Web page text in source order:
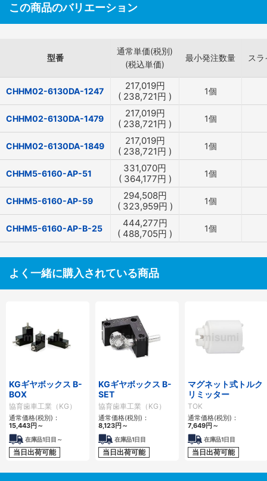
この商品のバリエーション
型番
通常単価(税別)
(税込単価)
最小発注数量 ス
CHHM02-6130DA-1247 217,019円
( 238,721円 ) 1個
CHHM02-6130DA-1479 217,019円
( 238,721円 ) 1個
CHHM02-6130DA-1849 217,019円
( 238,721円 ) 1個
CHHM5-6160-AP-51 331,070円
( 364,177円 ) 1個
CHHM5-6160-AP-59 294,508円
( 323,959円 ) 1個
CHHM5-6160-AP-B-25 444,277円
( 488,705円 ) 1個
よく一緒に購入されている商品
KGギヤボックス B-
BOX
協育歯車工業（KG）
通常価格(税別)：
15,443円～
在庫品1日目～
当日出荷可能
KGギヤボックス B-
SET
協育歯車工業（KG）
通常価格(税別)：
8,123円～
在庫品1日目
当日出荷可能
マグネット式トルク
リミッター
TOK
通常価格(税別)：
7,649円～
在庫品1日目
当日出荷可能